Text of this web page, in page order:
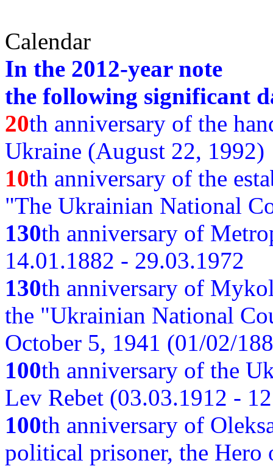
Calendar
In the 2012-year note
the following significant
20th anniversary of the
Ukraine (August 22, 1992)
10th anniversary of the
"The Ukrainian National
130th anniversary of
14.01.1882 - 29.03.1972
130th anniversary of
the "Ukrainian National
October 5, 1941 (01/02/
100th anniversary of the
Lev Rebet (03.03.1912 -
100th anniversary of
political prisoner, the